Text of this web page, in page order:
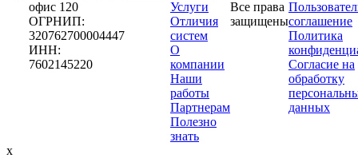
офис 120
ОГРНИП:
320762700004447
ИНН:
7602145220
Услуги
Отличия
систем
О
компании
Наши
работы
Партнерам
Полезно
знать
Все права
защищенысоглашение
Политика
Согласие на
обработку
данных
x